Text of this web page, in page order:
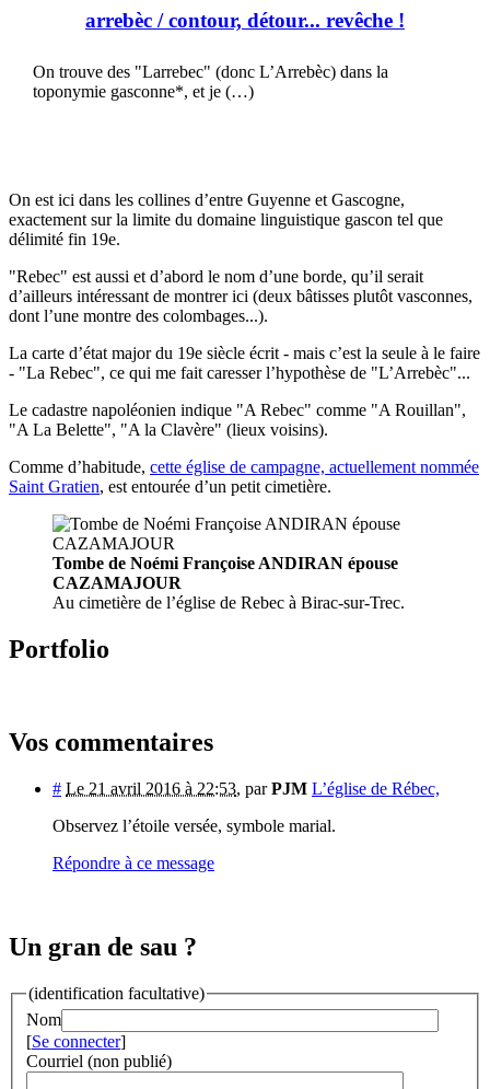
arrebèc / contour, détour... revêche !
On trouve des "Larrebec" (donc L’Arrebèc) dans la
toponymie gasconne*, et je (…)
On est ici dans les collines d’entre Guyenne et Gascogne,
exactement sur la limite du domaine linguistique gascon tel que
délimité fin 19e.
"Rebec" est aussi et d’abord le nom d’une borde, qu’il serait
d’ailleurs intéressant de montrer ici (deux bâtisses plutôt vasconnes,
dont l’une montre des colombages...).
La carte d’état major du 19e siècle écrit - mais c’est la seule à le faire
- "La Rebec", ce qui me fait caresser l’hypothèse de "L’Arrebèc"...
Le cadastre napoléonien indique "A Rebec" comme "A Rouillan",
"A La Belette", "A la Clavère" (lieux voisins).
Comme d’habitude, cette église de campagne, actuellement nommée
Saint Gratien, est entourée d’un petit cimetière.
Tombe de Noémi Françoise ANDIRAN épouse
CAZAMAJOUR
Au cimetière de l’église de Rebec à Birac-sur-Trec.
Portfolio
Vos commentaires
# Le 21 avril 2016 à 22:53, parPJM L’église de Rébec,
Observez l’étoile versée, symbole marial.
Répondre à ce message
Un gran de sau ?
(identification facultative)
Nom
[Se connecter]
Courriel (non publié)